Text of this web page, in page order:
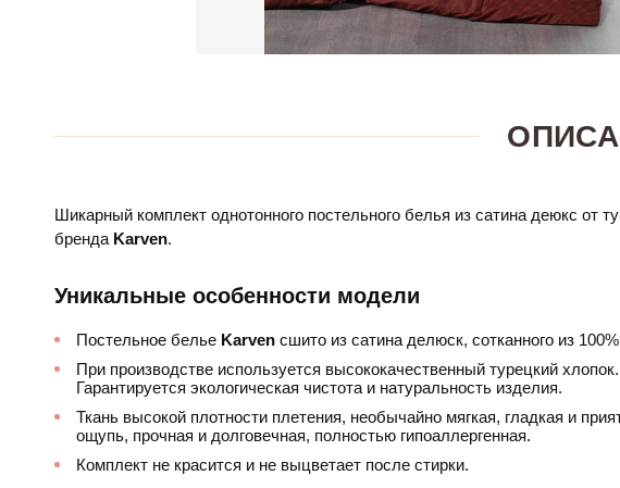
Шикарный комплект однотонного постельного белья из сатина деюкс от
бренда Karven.
Уникальные особенности модели
Постельное белье Karven сшито из сатина делюск, сотканного из
При производстве используется высококачественный турецкий хлопок.
Гарантируется экологическая чистота и натуральность изделия.
Ткань высокой плотности плетения, необычайно мягкая, гладкая и
ощупь, прочная и долговечная, полностью гипоаллергенная.
Комплект не красится и не выцветает после стирки.